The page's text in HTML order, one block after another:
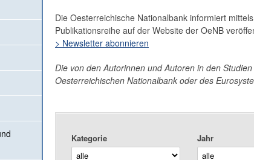
Die Oesterreichische Nationalbank informiert
Publikationsreihe auf der Website der OeNB
> Newsletter abonnieren
Die von den Autorinnen und Autoren in den
Oesterreichischen Nationalbank oder des
Kategorie Jahr